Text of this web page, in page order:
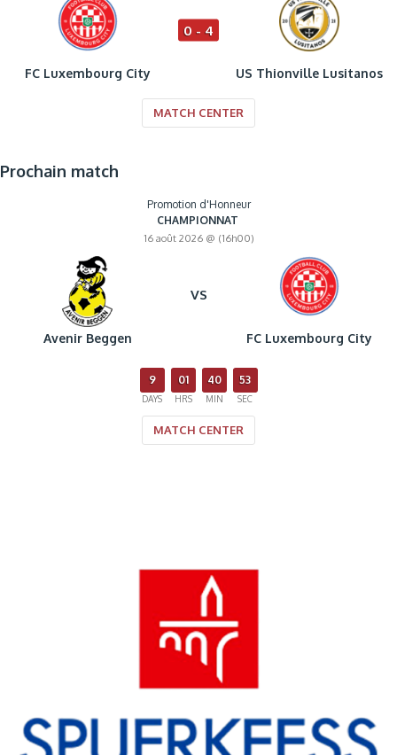
FC Luxembourg City
0 - 4
US Thionville Lusitanos
MATCH CENTER
Prochain match
Promotion d'Honneur
CHAMPIONNAT
16 août 2026 @ (16h00)
Avenir Beggen
VS
FC Luxembourg City
9
DAYS
01
HRS
40
MIN
53
SEC
MATCH CENTER